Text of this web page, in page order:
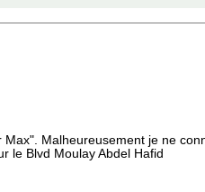
Malheureusement je ne
le Blvd Moulay Abdel Hafid